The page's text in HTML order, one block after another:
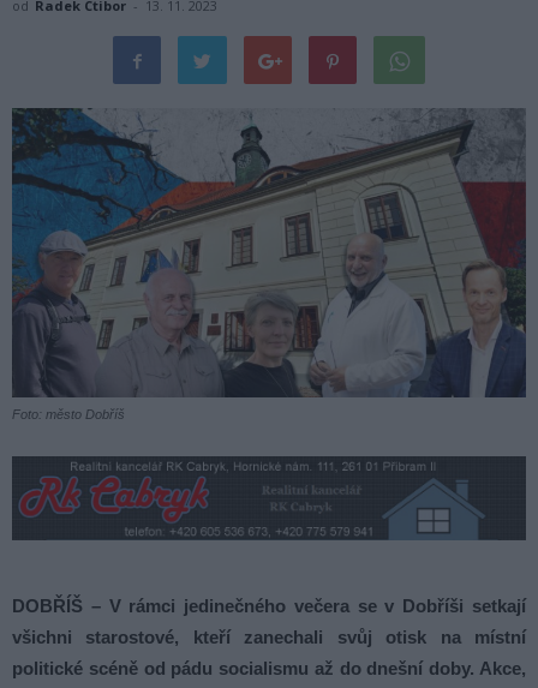
od Radek Ctibor - 13. 11. 2023
Foto: město Dobříš
DOBŘÍŠ – V rámci jedinečného večera se v Dobříši setkají
všichni starostové, kteří zanechali svůj otisk na místní
politické scéně od pádu socialismu až do dnešní doby. Akce,